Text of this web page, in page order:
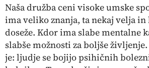
Naša družba ceni visoke umske
ima veliko znanja, ta nekaj velja
doseže. Kdor ima slabe mentalne
slabše možnosti za boljše življenje.
je: ljudje se bojijo psihičnih